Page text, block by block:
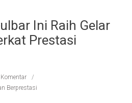
Ini Raih Gelar
Prestasi
Berprestasi